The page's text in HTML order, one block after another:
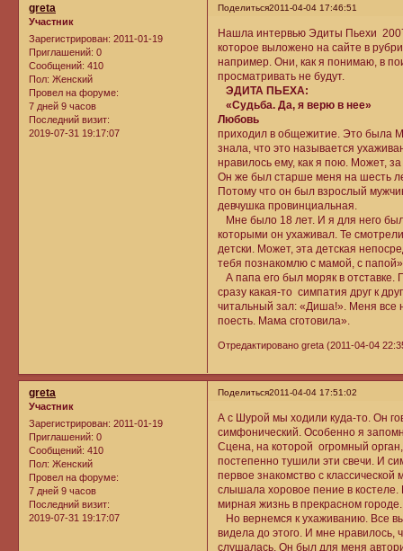
Поделиться2011-04-04 17:46:51
greta
Участник
Зарегистрирован: 2011-01-19
Приглашений: 0
Сообщений: 410
Пол: Женский
Провел на форуме:
7 дней 9 часов
Последний визит:
2019-07-31 19:17:07
Нашла интервью Эдиты Пьехи 2007
которое выложено на сайте в
например. Они, как я понимаю, в
просматривать не будут.
ЭДИТА ПЬЕХА:
«Судьба. Да, я верю в нее»
Любовь
приходил в общежитие. Это была
знала, что это называется
нравилось ему, как я пою. Может,
Он же был старше меня на шесть
Потому что он был взрослый
девчушка провинциальная.
Мне было 18 лет. И я для него
которыми он ухаживал. Те
детски. Может, эта детская
тебя познакомлю с мамой, с
А папа его был моряк в отставке.
сразу какая-то симпатия друг к
читальный зал: «Диша!». Меня все
поесть. Мама сготовила».
Отредактировано greta (2011-04-04
Поделиться2011-04-04 17:51:02
greta
Участник
Зарегистрирован: 2011-01-19
Приглашений: 0
Сообщений: 410
Пол: Женский
Провел на форуме:
7 дней 9 часов
Последний визит:
2019-07-31 19:17:07
А с Шурой мы ходили куда-то. Он
симфонический. Особенно я
Сцена, на которой огромный
постепенно тушили эти свечи. И
первое знакомство с
слышала хоровое пение в
мирная жизнь в прекрасном городе.
Но вернемся к ухаживанию. Все
видела до этого. И мне нравилось,
слушалась. Он был для меня